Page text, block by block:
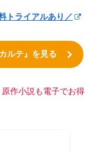
トライアルあり／
ルテ』を見る
作小説も電子でお得